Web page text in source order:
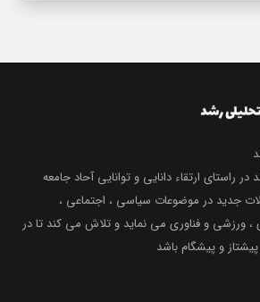
راستای ارتقاء دانایی و توانایی آحاد جامعه
جدید در موضوعات سیاسی ، اجتماعی ،
، ورزشی و فناوری می نماید و تلاش می کند تا در
و پیشگام باشد